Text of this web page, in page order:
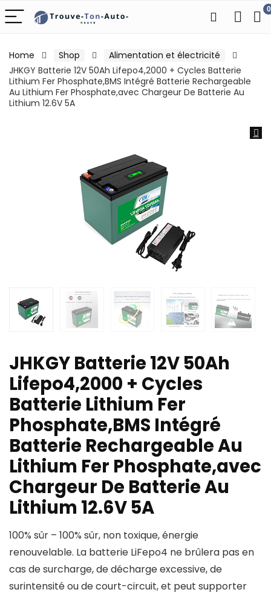
0
Home Shop
Alimentation et électricité
JHKGY Batterie 12V 50Ah Lifepo4,2000 + Cycles Batterie
Lithium Fer Phosphate,BMS Intégré Batterie Rechargeable
Au Lithium Fer Phosphate,avec Chargeur De Batterie Au
Lithium 12.6V 5A
JHKGY Batterie 12V 50Ah
Lifepo4,2000 + Cycles
Batterie Lithium Fer
Phosphate,BMS Intégré
Batterie Rechargeable Au
Lithium Fer Phosphate,avec
Chargeur De Batterie Au
Lithium 12.6V 5A
100% sûr – 100% sûr, non toxique, énergie
renouvelable. La batterie LiFepo4 ne brûlera pas en
cas de surcharge, de décharge excessive, de
surintensité ou de court-circuit, et peut supporter